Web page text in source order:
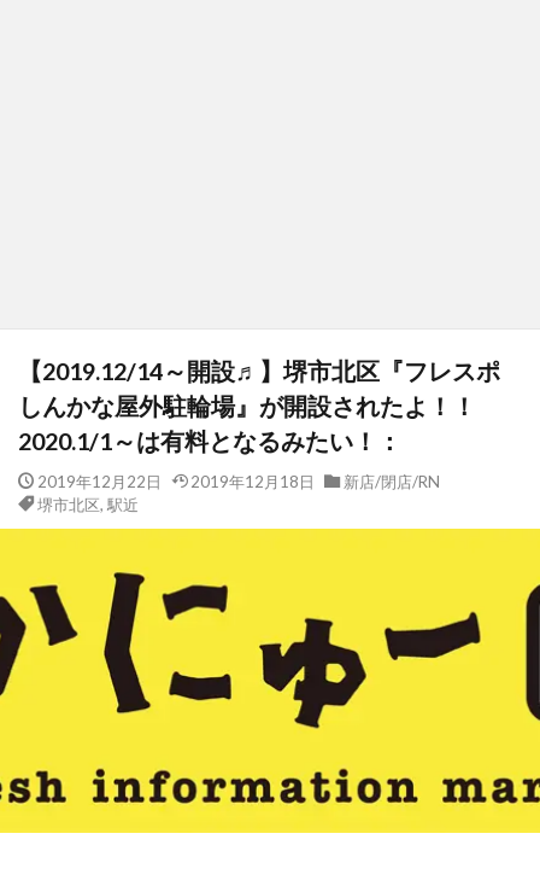
【2019.12/14～開設♬】堺市北区『フレスポ
しんかな屋外駐輪場』が開設されたよ！！
2020.1/1～は有料となるみたい！：
2019年12月22日 2019年12月18日
新店/閉店/RN
堺市北区, 駅近